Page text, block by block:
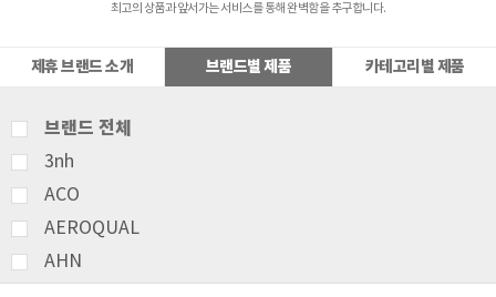
최고의 상품과 앞서가는 서비스를 통해 완벽함을 추구합니다.
제휴 브랜드 소개 브랜드별 제품 카테고리별 제품
브랜드 전체
3nh
ACO
AEROQUAL
AHN